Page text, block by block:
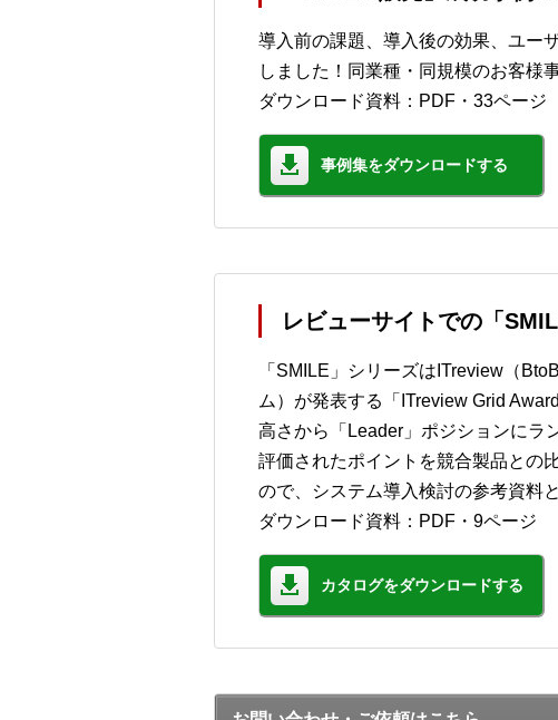
導入前の課題、導入後の効果、ユー
しました！同業種・同規模のお客様
ダウンロード資料：PDF・33ページ
事例集をダウンロードする
レビューサイトでの「
「SMILE」シリーズはITreview（
ム）が発表する「ITreview Grid
高さから「Leader」ポジションにラ
評価されたポイントを競合製品との
ので、システム導入検討の参考資料
ダウンロード資料：PDF・9ページ
カタログをダウンロードする